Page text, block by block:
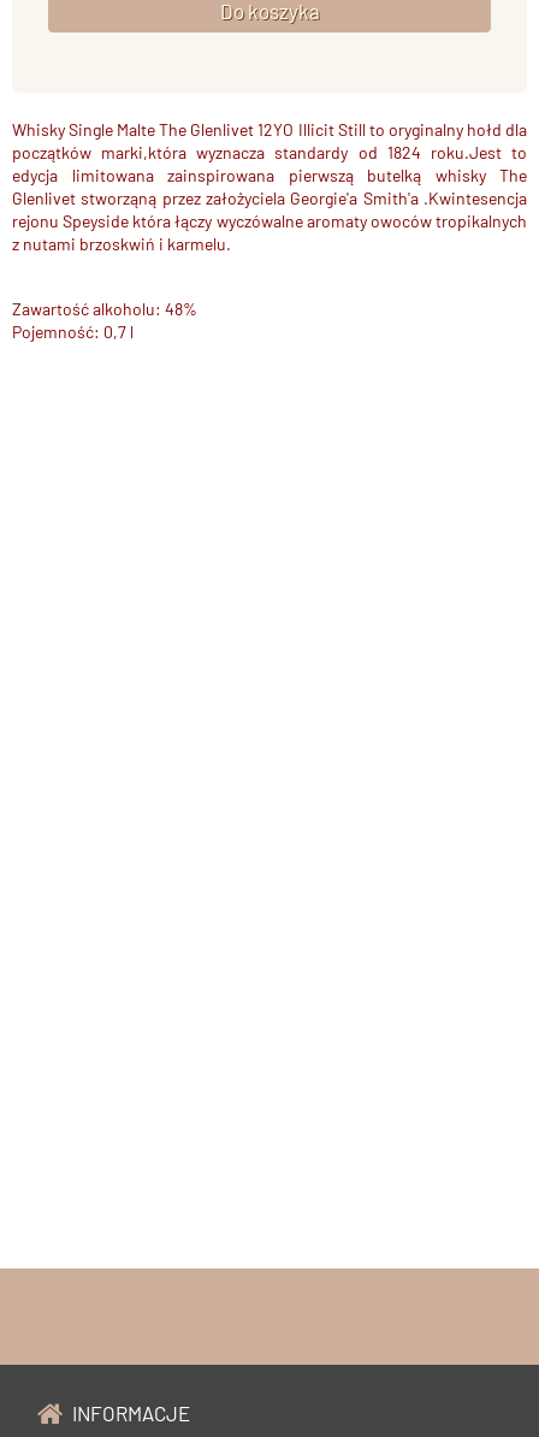
Whisky Single Malte The Glenlivet 12YO Illicit Still to oryginalny hołd dla
początków marki,która wyznacza standardy od 1824 roku.Jest to
edycja limitowana zainspirowana pierwszą butelką whisky The
Glenlivet stworząną przez założyciela Georgie'a Smith'a .Kwintesencja
rejonu Speyside która łączy wyczówalne aromaty owoców tropikalnych
z nutami brzoskwiń i karmelu.
Zawartość alkoholu: 48%
Pojemność: 0,7 l
INFORMACJE